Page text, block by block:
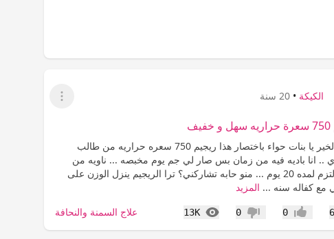
الكيكة • 20 سنة
عرض القائمة
صباح الخير يا بنات حواء باختصار هذا ريجيم 750 سعره حراريه من طالب
.. انا باديه فيه من زمان بس صار لي جم يوم مخبصه ... ناويه من
اليوم التزم لمده 20 يوم ... منو حابه تشاركني؟ ترا الريجيم ينزل الوزن على
مع كفاله سنه ... المزيد
إعجاب0 عدم إعجاب
0
13K
المشاهدات علاج السمنة والنحافة